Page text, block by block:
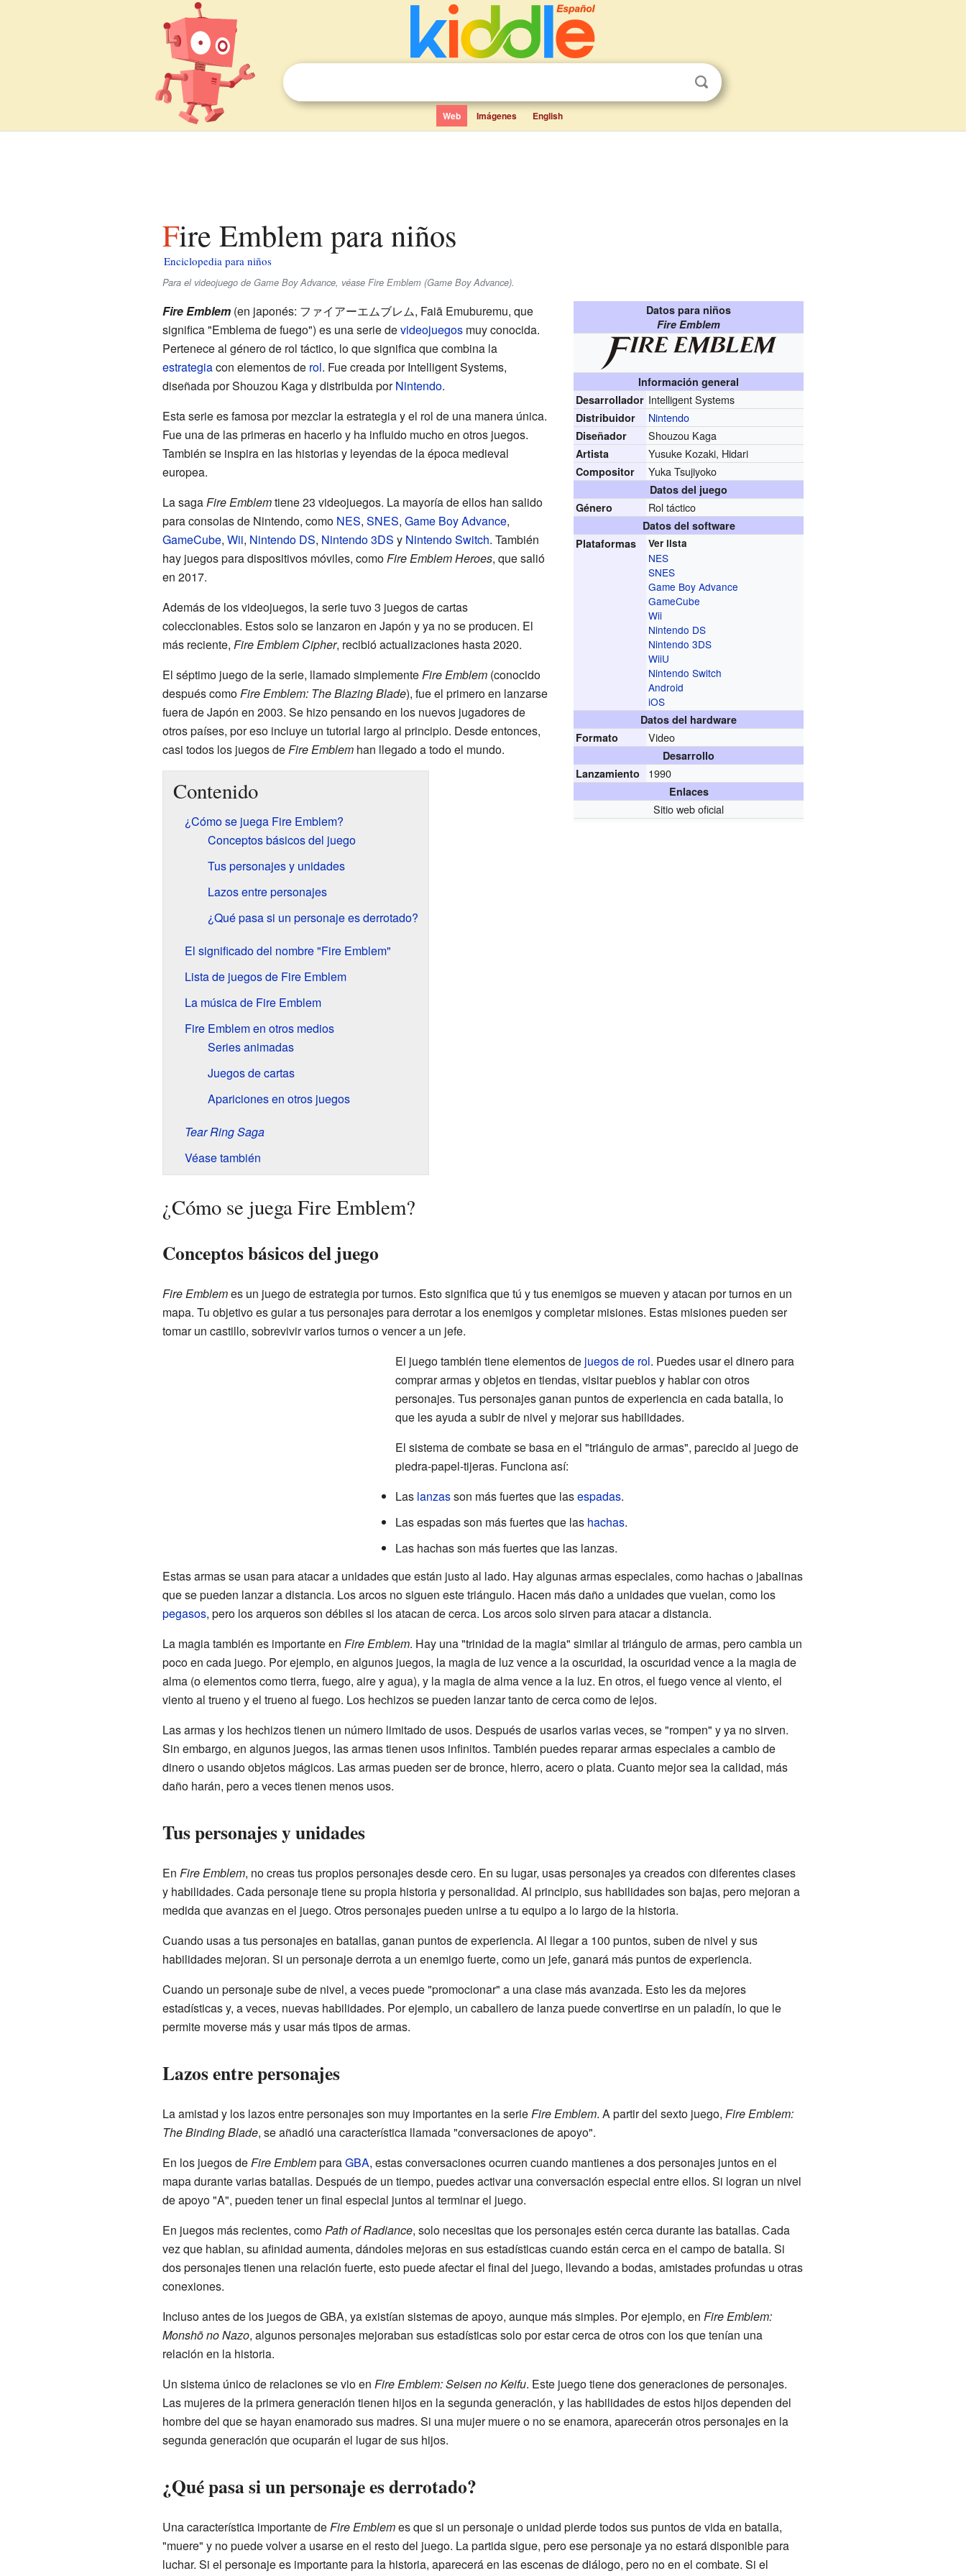
Web Imágenes English
Fire Emblem para niños
Enciclopedia para niños
Para el videojuego de Game Boy Advance, véase Fire Emblem (Game Boy Advance).
Datos para niños
Fire Emblem
Información general
Desarrollador Intelligent Systems
Distribuidor Nintendo
Diseñador Shouzou Kaga
Artista Yusuke Kozaki, Hidari
Compositor Yuka Tsujiyoko
Datos del juego
Género
Rol táctico
Datos del software
Plataformas
Ver lista
NES
SNES
Game Boy Advance
GameCube
Wii
Nintendo DS
Nintendo 3DS
WiiU
Nintendo Switch
Android
iOS
Datos del hardware
Formato
Video
Desarrollo
Lanzamiento
1990
Enlaces
Sitio web oficial
Fire Emblem(en japonés: ファイアーエムブレム, Faiā Emuburemu, que
significa "Emblema de fuego") es una serie devideojuegosmuy conocida.
Pertenece al género de rol táctico, lo que significa que combina la
estrategiacon elementos de rol. Fue creada por Intelligent Systems,
diseñada por Shouzou Kaga y distribuida porNintendo.
Esta serie es famosa por mezclar la estrategia y el rol de una manera única.
Fue una de las primeras en hacerlo y ha influido mucho en otros juegos.
También se inspira en las historias y leyendas de la época medieval
europea.
La sagaFire Emblemtiene 23 videojuegos. La mayoría de ellos han salido
para consolas de Nintendo, como NES, SNES, Game Boy Advance,
GameCube, Wii, Nintendo DS, Nintendo 3DS y Nintendo Switch. También
hay juegos para dispositivos móviles, comoFire Emblem Heroes, que salió
en 2017.
Además de los videojuegos, la serie tuvo 3 juegos de cartas
coleccionables. Estos solo se lanzaron en Japón y ya no se producen. El
más reciente, Fire Emblem Cipher, recibió actualizaciones hasta 2020.
El séptimo juego de la serie, llamado simplementeFire Emblem(conocido
después comoFire Emblem: The Blazing Blade), fue el primero en lanzarse
fuera de Japón en 2003. Se hizo pensando en los nuevos jugadores de
otros países, por eso incluye un tutorial largo al principio. Desde entonces,
casi todos los juegos deFire Emblemhan llegado a todo el mundo.
Contenido
¿Cómo se juega Fire Emblem?
Conceptos básicos del juego
Tus personajes y unidades
Lazos entre personajes
¿Qué pasa si un personaje es derrotado?
El significado del nombre "Fire Emblem"
Lista de juegos de Fire Emblem
La música de Fire Emblem
Fire Emblem en otros medios
Series animadas
Juegos de cartas
Apariciones en otros juegos
Tear Ring Saga
Véase también
¿Cómo se juega Fire Emblem?
Conceptos básicos del juego
Fire Emblemes un juego de estrategia por turnos. Esto significa que tú y tus enemigos se mueven y atacan por turnos en un
mapa. Tu objetivo es guiar a tus personajes para derrotar a los enemigos y completar misiones. Estas misiones pueden ser
tomar un castillo, sobrevivir varios turnos o vencer a un jefe.
El juego también tiene elementos de juegos de rol. Puedes usar el dinero para
comprar armas y objetos en tiendas, visitar pueblos y hablar con otros
personajes. Tus personajes ganan puntos de experiencia en cada batalla, lo
que les ayuda a subir de nivel y mejorar sus habilidades.
El sistema de combate se basa en el "triángulo de armas", parecido al juego de
piedra-papel-tijeras. Funciona así:
Las lanzasson más fuertes que lasespadas.
Las espadas son más fuertes que las hachas.
Las hachas son más fuertes que las lanzas.
Estas armas se usan para atacar a unidades que están justo al lado. Hay algunas armas especiales, como hachas o jabalinas
que se pueden lanzar a distancia. Los arcos no siguen este triángulo. Hacen más daño a unidades que vuelan, como los
pegasos, pero los arqueros son débiles si los atacan de cerca. Los arcos solo sirven para atacar a distancia.
La magia también es importante en Fire Emblem. Hay una "trinidad de la magia" similar al triángulo de armas, pero cambia un
poco en cada juego. Por ejemplo, en algunos juegos, la magia de luz vence a la oscuridad, la oscuridad vence a la magia de
alma (o elementos como tierra, fuego, aire y agua), y la magia de alma vence a la luz. En otros, el fuego vence al viento, el
viento al trueno y el trueno al fuego. Los hechizos se pueden lanzar tanto de cerca como de lejos.
Las armas y los hechizos tienen un número limitado de usos. Después de usarlos varias veces, se "rompen" y ya no sirven.
Sin embargo, en algunos juegos, las armas tienen usos infinitos. También puedes reparar armas especiales a cambio de
dinero o usando objetos mágicos. Las armas pueden ser de bronce, hierro, acero o plata. Cuanto mejor sea la calidad, más
daño harán, pero a veces tienen menos usos.
Tus personajes y unidades
En Fire Emblem, no creas tus propios personajes desde cero. En su lugar, usas personajes ya creados con diferentes clases
y habilidades. Cada personaje tiene su propia historia y personalidad. Al principio, sus habilidades son bajas, pero mejoran a
medida que avanzas en el juego. Otros personajes pueden unirse a tu equipo a lo largo de la historia.
Cuando usas a tus personajes en batallas, ganan puntos de experiencia. Al llegar a 100 puntos, suben de nivel y sus
habilidades mejoran. Si un personaje derrota a un enemigo fuerte, como un jefe, ganará más puntos de experiencia.
Cuando un personaje sube de nivel, a veces puede "promocionar" a una clase más avanzada. Esto les da mejores
estadísticas y, a veces, nuevas habilidades. Por ejemplo, un caballero de lanza puede convertirse en un paladín, lo que le
permite moverse más y usar más tipos de armas.
Lazos entre personajes
La amistad y los lazos entre personajes son muy importantes en la serieFire Emblem. A partir del sexto juego, Fire Emblem:
The Binding Blade, se añadió una característica llamada "conversaciones de apoyo".
En los juegos deFire EmblemparaGBA, estas conversaciones ocurren cuando mantienes a dos personajes juntos en el
mapa durante varias batallas. Después de un tiempo, puedes activar una conversación especial entre ellos. Si logran un nivel
de apoyo "A", pueden tener un final especial juntos al terminar el juego.
En juegos más recientes, comoPath of Radiance, solo necesitas que los personajes estén cerca durante las batallas. Cada
vez que hablan, su afinidad aumenta, dándoles mejoras en sus estadísticas cuando están cerca en el campo de batalla. Si
dos personajes tienen una relación fuerte, esto puede afectar el final del juego, llevando a bodas, amistades profundas u otras
conexiones.
Incluso antes de los juegos de GBA, ya existían sistemas de apoyo, aunque más simples. Por ejemplo, en Fire Emblem:
Monshō no Nazo, algunos personajes mejoraban sus estadísticas solo por estar cerca de otros con los que tenían una
relación en la historia.
Un sistema único de relaciones se vio en Fire Emblem: Seisen no Keifu. Este juego tiene dos generaciones de personajes.
Las mujeres de la primera generación tienen hijos en la segunda generación, y las habilidades de estos hijos dependen del
hombre del que se hayan enamorado sus madres. Si una mujer muere o no se enamora, aparecerán otros personajes en la
segunda generación que ocuparán el lugar de sus hijos.
¿Qué pasa si un personaje es derrotado?
Una característica importante deFire Emblemes que si un personaje o unidad pierde todos sus puntos de vida en batalla,
"muere" y no puede volver a usarse en el resto del juego. La partida sigue, pero ese personaje ya no estará disponible para
luchar. Si el personaje es importante para la historia, aparecerá en las escenas de diálogo, pero no en el combate. Si el